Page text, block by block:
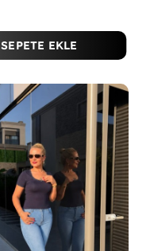
SEPETE EKLE